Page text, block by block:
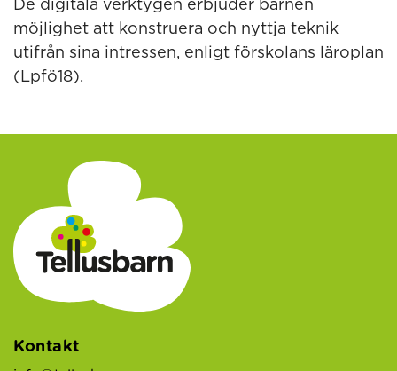
De digitala verktygen erbjuder barnen
möjlighet att konstruera och nyttja teknik
utifrån sina intressen, enligt förskolans läroplan
(Lpfö18).
Kontakt